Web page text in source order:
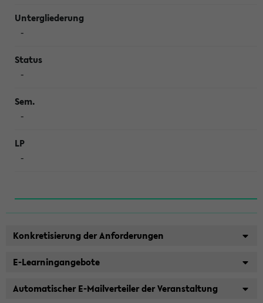
-
-
-
-
Konkretisierung der Anforderungen
E-Learningangebote
Automatischer E-Mailverteiler der Veranstaltung